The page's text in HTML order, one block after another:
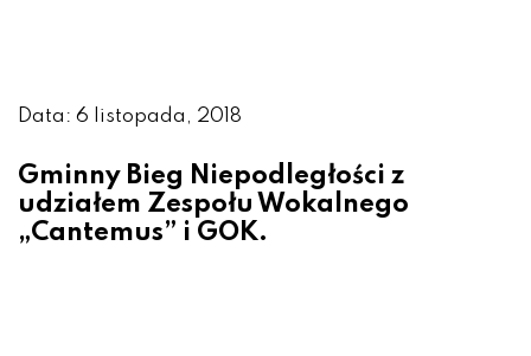
Data: 6 listopada, 2018
Gminny Bieg Niepodległości z
udziałem Zespołu Wokalnego
„Cantemus” i GOK.